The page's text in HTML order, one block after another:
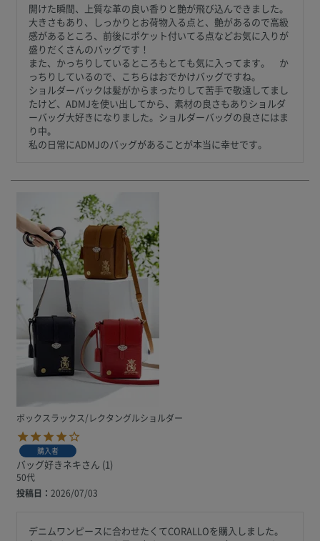
開けた瞬間、上質な革の良い香りと艶が飛び込んできました。
大きさもあり、しっかりとお荷物入る点と、艶があるので高級
感があるところ、前後にポケット付いてる点などお気に入りが
盛りだくさんのバッグです！
また、かっちりしているところもとても気に入ってます。　か
っちりしているので、こちらはおでかけバッグですね。
ショルダーバックは髪がからまったりして苦手で敬遠してまし
たけど、ADMJを使い出してから、素材の良さもありショルダ
ーバッグ大好きになりました。ショルダーバッグの良さにはま
り中。
私の日常にADMJのバッグがあることが本当に幸せです。
ボックスラックス/レクタングルショルダー
購入者
バッグ好きネキ 1
50代
投稿日
2026/07/03
デニムワンピースに合わせたくてCORALLOを購入しました。